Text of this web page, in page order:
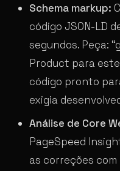
Schema markup:
código JSON-LD
segundos. Peça:
Product para
código pronto
exigia
Análise de Core
PageSpeed
as correções com